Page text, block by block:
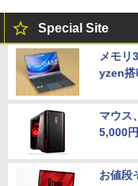
Special Site
メモリ
yzen
マウス
5,000
お値段